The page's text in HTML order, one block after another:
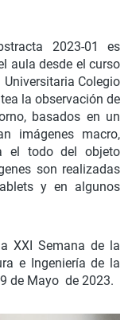
2023-01 es
aula desde el curso
Colegio
la observación de
basados en un
imágenes macro,
el todo del objeto
son realizadas
y en algunos
XXI Semana de la
e Ingeniería de la
de Mayo de 2023.